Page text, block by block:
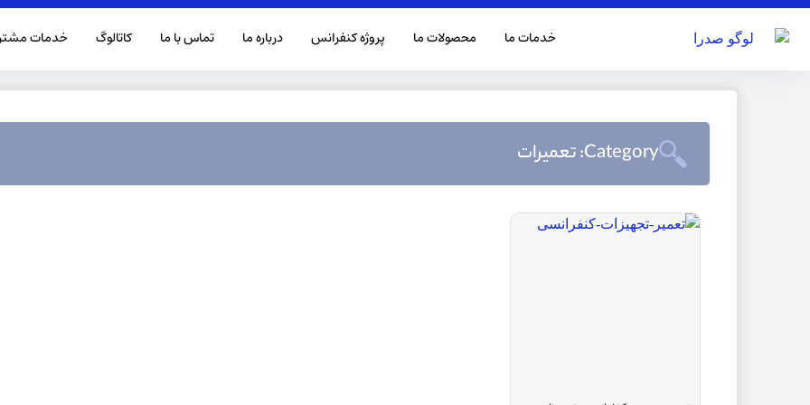
خدمات ما محصولات ما پروژه کنفرانس درباره ما تماس با ما کاتالوگ‌ خدمات
Category: تعمیرات